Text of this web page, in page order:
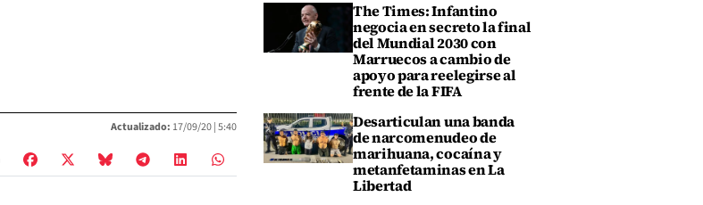
Actualizado: 17/09/20 |5:40
The Times: Infantino
negocia en secreto la final
del Mundial 2030 con
Marruecos a cambio de
apoyo para reelegirse al
frente de la FIFA
Desarticulan una banda
de narcomenudeo de
marihuana, cocaína y
metanfetaminas en La
Libertad